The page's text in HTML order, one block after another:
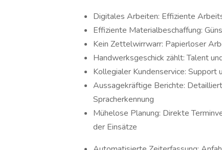
Digitales Arbeiten: Effiziente
Effiziente Materialbeschaffung:
Kein Zettelwirrwarr: Papierloser
Handwerksgeschick zählt: Talent
Kollegialer Kundenservice: Support
Aussagekräftige Berichte:
Spracherkennung
Mühelose Planung: Direkte
der Einsätze